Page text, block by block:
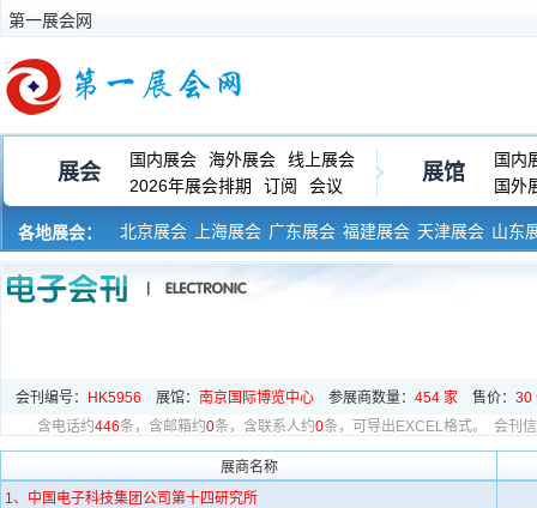
第一展会网
各地展会： 北京展会 上海展会 广东展会 福建展会 天津展会 山东
河南展会 黑龙江展会
展会
国内展会 海外展会
线上展会
2026年展会排期
订阅 会议
展馆
国内
国外
会刊编号： HK5956 展馆： 南京国际博览中心 参展商数量： 454 家 售价： 30
含电话约446条， 含邮箱约0条， 含联系人约0条，可导出EXCEL格式。 会刊
展商名称
1、中国电子科技集团公司第十四研究所